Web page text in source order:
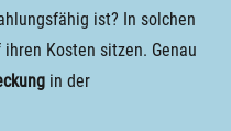
ist? In solchen
Kosten sitzen. Genau
in der